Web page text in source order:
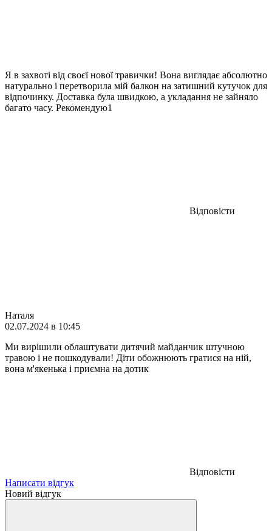
Я в захвоті від своєї нової травички! Вона виглядає абсолютно
натурально і перетворила мій балкон на затишний кутучок для
відпочинку. Доставка була швидкою, а укладання не зайняло
багато часу. Рекомендую1
Відповісти
Наталя
02.07.2024 в 10:45
Ми вирішили облаштувати дитячий майданчик штучною
травою і не пошкодували! Діти обожнюють гратися на ній,
вона м'якенька і приємна на дотик
Відповісти
Написати відгук
Новий відгук